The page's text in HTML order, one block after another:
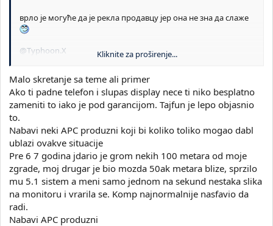
врло је могуће да је рекла продавцу јер она не зна да слаже
@Typhoon.X
Рекао сам јој да оде у радњу или да их зове. И мислио сам да
сигуран…
јављам шта је било на крају
Kliknite za proširenje...
Malo skretanje sa teme ali primer
Ako ti padne telefon i slupas display nece ti niko besplatno
zameniti to iako je pod garancijom. Tajfun je lepo objasnio
to.
Nabavi neki APC produzni koji bi koliko toliko mogao dabl
ublazi ovakve situacije
Pre 6 7 godina jdario je grom nekih 100 metara od moje
zgrade, moj drugar je bio mozda 50ak metara blize, sprzilo
mu 5.1 sistem a meni samo jednom na sekund nestaka slika
na monitoru i vrarila se. Komp najnormalnije nasfavio da
radi.
Nabavi APC produzni